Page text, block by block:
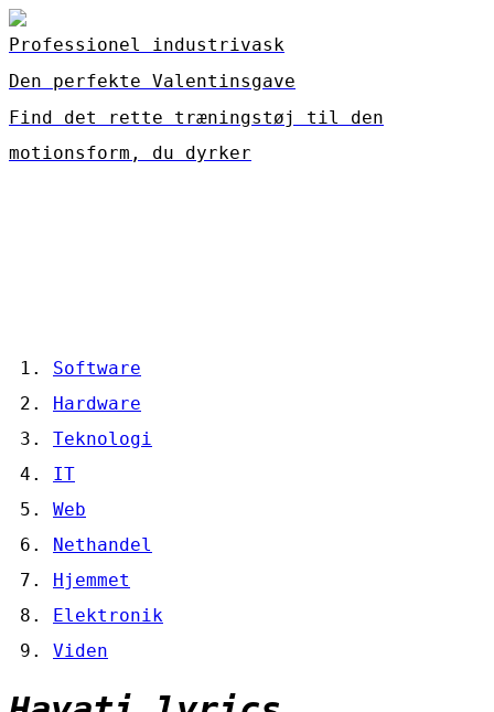
Professionel industrivask
Den perfekte Valentinsgave
Find det rette træningstøj til den
motionsform, du dyrker
Software
Hardware
Teknologi
IT
Web
Nethandel
Hjemmet
Elektronik
Viden